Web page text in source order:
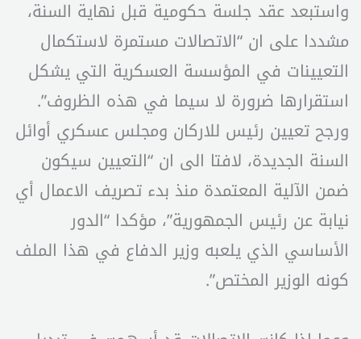
واستبعد عقد جلسة حكومية قبل نهاية السنة،
مشددا على ان “الاتصالات مستمرة لاستكمال
التعيينات في المؤسسة العسكرية التي يشكل
استقرارها ضرورة لا سيما في هذه الظروف”.
ورجح تعيين رئيس للاركان ومجلس عسكري أوائل
السنة الجديدة، لافتا الى ان “التعيين سيكون
ضمن الآلية المعتمدة منذ بدء تصريف الاعمال أي
نيابة عن رئيس الجمهورية”، مؤكدا “الدور
الأساسي الذي يلعبه وزير الدفاع في هذا الملف
كونه الوزير المختص”.